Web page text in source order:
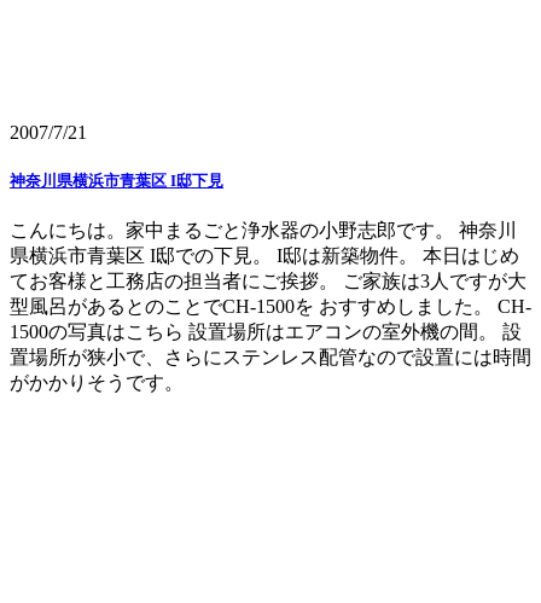
2007/7/21
神奈川県横浜市青葉区 I邸下見
こんにちは。家中まるごと浄水器の小野志郎です。 神奈川
県横浜市青葉区 I邸での下見。 I邸は新築物件。 本日はじめ
てお客様と工務店の担当者にご挨拶。 ご家族は3人ですが大
型風呂があるとのことでCH-1500を おすすめしました。 CH-
1500の写真はこちら 設置場所はエアコンの室外機の間。 設
置場所が狭小で、さらにステンレス配管なので設置には時間
がかかりそうです。